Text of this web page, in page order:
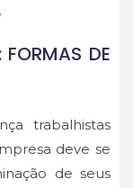
FORMAS DE
trabalhistas
deve se
de seus